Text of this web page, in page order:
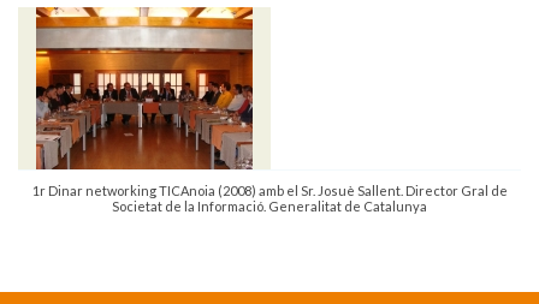
1r Dinar networking TICAnoia (2008) amb el Sr. Josuè Sallent. Director Gral de
Societat de la Informació. Generalitat de Catalunya